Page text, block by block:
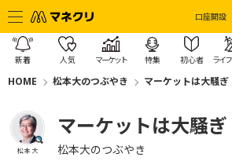
口座開設
新着 人気 マーケット 特集 初心者 ライ
HOME 松本大のつぶやき マーケットは大騒ぎ
松本 大
マーケットは大騒ぎ
松本大のつぶやき